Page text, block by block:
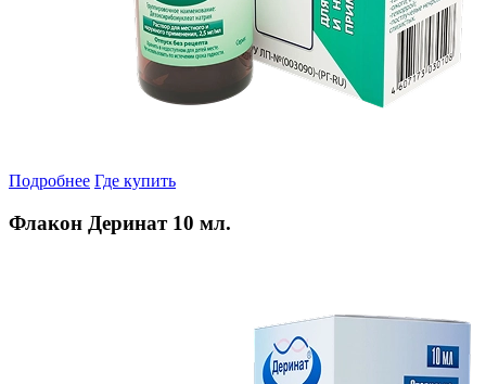
Подробнее Где купить
Флакон Деринат 10 мл.